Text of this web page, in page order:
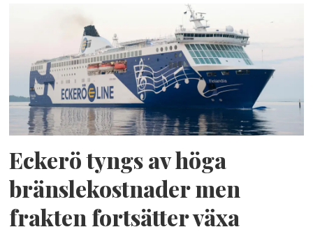
Eckerö tyngs av höga
bränslekostnader men
frakten fortsätter växa